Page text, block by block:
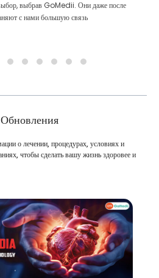
выбрав GoMedii. Они даже после
с нами большую связь
о лечении, процедурах, условиях и
чтобы сделать вашу жизнь здоровее и